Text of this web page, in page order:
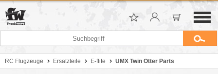
RC Flugzeuge Ersatzteile E-flite UMX Twin Otter Parts